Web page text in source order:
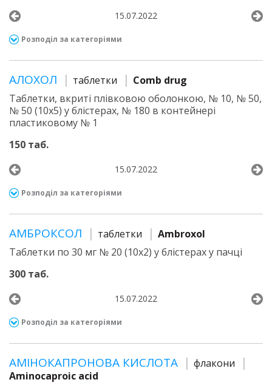
15.07.2022
Розподіл за категоріями
АЛОХОЛ таблетки
Comb drug
Таблетки, вкриті плівковою оболонкою, № 10, № 50,
№ 50 (10х5) у блістерах, № 180 в контейнері
пластиковому № 1
150 таб.
15.07.2022
Розподіл за категоріями
АМБРОКСОЛ таблетки
Ambroxol
Таблетки по 30 мг № 20 (10х2) у блістерах у пачці
300 таб.
15.07.2022
Розподіл за категоріями
АМІНОКАПРОНОВА КИСЛОТА
флакони
Aminocaproic acid